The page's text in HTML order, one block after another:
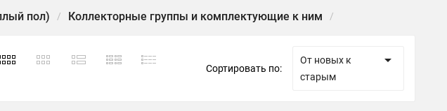
пол) Коллекторные группы и комплектующие к ним
Сортировать по:
От новых к
старым
